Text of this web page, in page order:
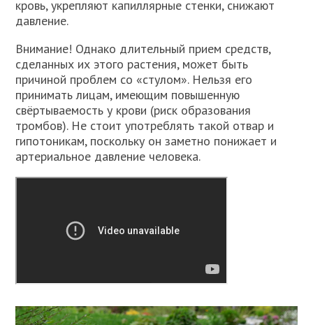
кровь, укрепляют капиллярные стенки, снижают
давление.
Внимание! Однако длительный прием средств,
сделанных их этого растения, может быть
причиной проблем со «стулом». Нельзя его
принимать лицам, имеющим повышенную
свёртываемость у крови (риск образования
тромбов). Не стоит употреблять такой отвар и
гипотоникам, поскольку он заметно понижает и
артериальное давление человека.